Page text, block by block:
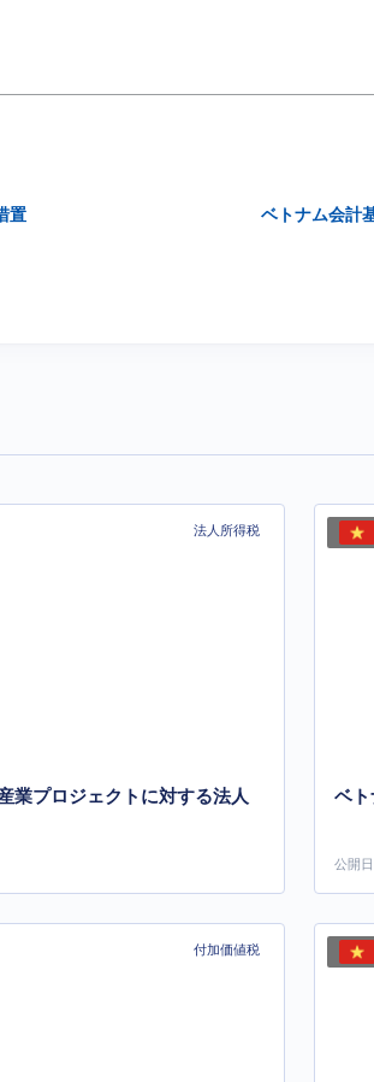
ベトナム会計
置
法人所得税
業プロジェクトに対する法人
ベ
公開
付加価値税